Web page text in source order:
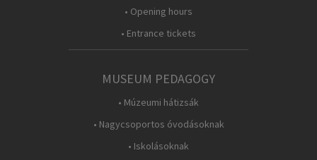
• Opening hours
• Entrance tickets
MUSEUM PEDAGOGY
• Múzeumi hátizsák
• Nagycsoportos óvodásoknak
• Iskolásoknak